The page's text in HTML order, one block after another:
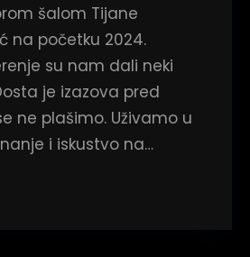
šalom Tijane
na početku 2024.
su nam dali neki
je izazova pred
ne plašimo. Uživamo u
i iskustvo na…